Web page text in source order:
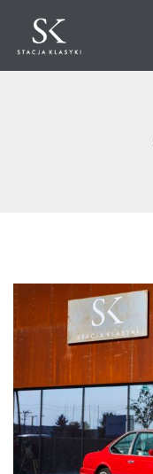
CO ROBIMY?
PRZECHOWANIE
SERWIS
RENOWACJA
TRANSPORT
WYNAJEM
DETAILING